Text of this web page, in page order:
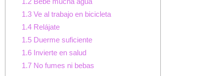
1.3Ve al trabajo en bicicleta
1.4Relájate
1.5Duerme suficiente
1.6Invierte en salud
1.7No fumes ni bebas